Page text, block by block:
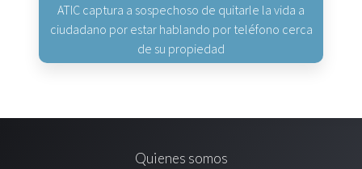
ATIC captura a sospechoso de quitarle la vida a
ciudadano por estar hablando por teléfono cerca
de su propiedad
Quienes somos